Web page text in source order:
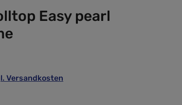
Easy pearl
Versandkosten